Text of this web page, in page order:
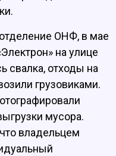
ОНФ, в мае
на улице
свалка, отходы на
грузовиками.
мусора.
владельцем